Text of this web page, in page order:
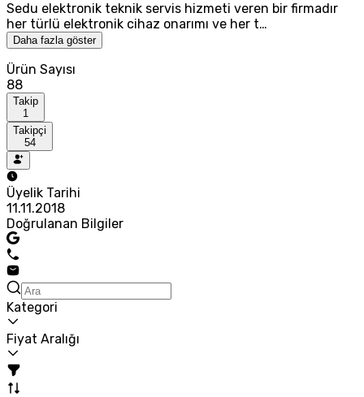
Sedu elektronik teknik servis hizmeti veren bir firmadır
her türlü elektronik cihaz onarımı ve her t…
Daha fazla göster
Ürün Sayısı
88
Takip
1
Takipçi
54
Üyelik Tarihi
11.11.2018
Doğrulanan Bilgiler
Kategori
Fiyat Aralığı